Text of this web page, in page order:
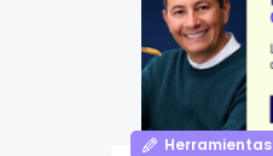
Herramientas